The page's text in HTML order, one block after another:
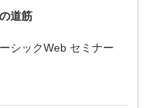
道筋
シックWeb セミナー